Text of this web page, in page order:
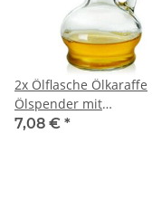
2x Ölflasche Ölkaraffe
Ölspender mit
Korkenverschluss Olivia
7,08 € *